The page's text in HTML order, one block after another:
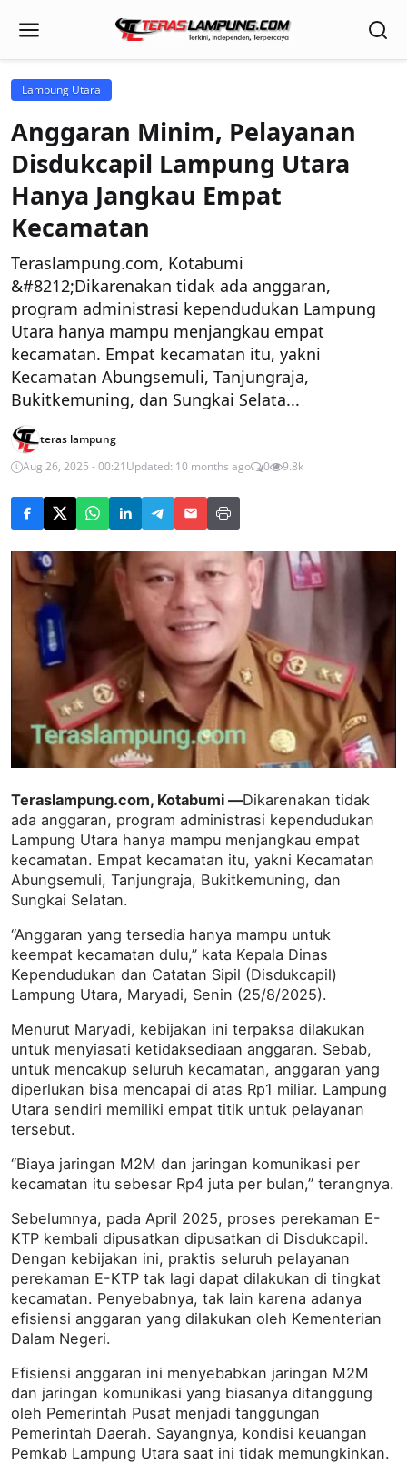
Lampung Utara
Anggaran Minim, Pelayanan
Disdukcapil Lampung Utara
Hanya Jangkau Empat
Kecamatan
Teraslampung.com, Kotabumi
&#8212;Dikarenakan tidak ada anggaran,
program administrasi kependudukan Lampung
Utara hanya mampu menjangkau empat
kecamatan. Empat kecamatan itu, yakni
Kecamatan Abungsemuli, Tanjungraja,
Bukitkemuning, dan Sungkai Selata...
teras lampung
Aug 26, 2025 - 00:21 Updated: 10 months ago 0 9.8k
Teraslampung.com, Kotabumi —Dikarenakan tidak
ada anggaran, program administrasi kependudukan
Lampung Utara hanya mampu menjangkau empat
kecamatan. Empat kecamatan itu, yakni Kecamatan
Abungsemuli, Tanjungraja, Bukitkemuning, dan
Sungkai Selatan.
“Anggaran yang tersedia hanya mampu untuk
keempat kecamatan dulu,” kata Kepala Dinas
Kependudukan dan Catatan Sipil (Disdukcapil)
Lampung Utara, Maryadi, Senin (25/8/2025).
Menurut Maryadi, kebijakan ini terpaksa dilakukan
untuk menyiasati ketidaksediaan anggaran. Sebab,
untuk mencakup seluruh kecamatan, anggaran yang
diperlukan bisa mencapai di atas Rp1 miliar. Lampung
Utara sendiri memiliki empat titik untuk pelayanan
tersebut.
“Biaya jaringan M2M dan jaringan komunikasi per
kecamatan itu sebesar Rp4 juta per bulan,” terangnya.
Sebelumnya, pada April 2025, proses perekaman E-
KTP kembali dipusatkan dipusatkan di Disdukcapil.
Dengan kebijakan ini, praktis seluruh pelayanan
perekaman E-KTP tak lagi dapat dilakukan di tingkat
kecamatan. Penyebabnya, tak lain karena adanya
efisiensi anggaran yang dilakukan oleh Kementerian
Dalam Negeri.
Efisiensi anggaran ini menyebabkan jaringan M2M
dan jaringan komunikasi yang biasanya ditanggung
oleh Pemerintah Pusat menjadi tanggungan
Pemerintah Daerah. Sayangnya, kondisi keuangan
Pemkab Lampung Utara saat ini tidak memungkinkan.